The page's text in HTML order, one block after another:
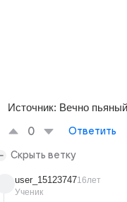
Источник: Вечно
0 Ответить
Скрыть ветку
user_15123747
Ученик
16лет